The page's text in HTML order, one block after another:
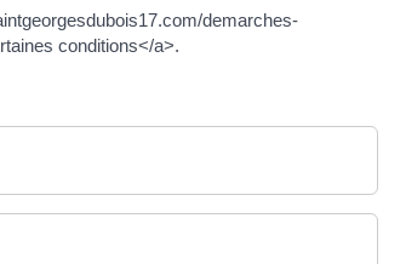
demarches-
conditions</a>.